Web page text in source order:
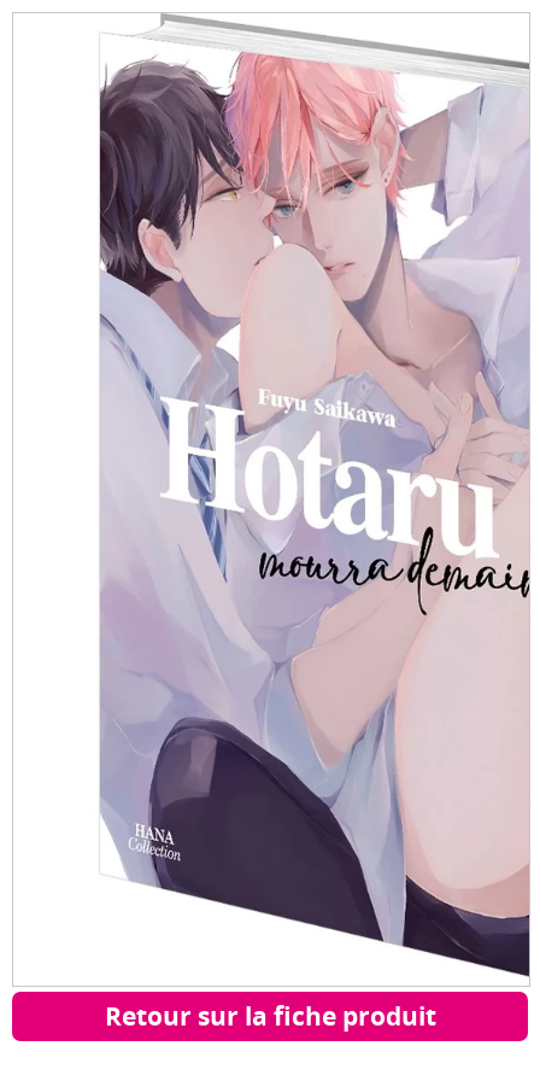
Retour sur la fiche produit